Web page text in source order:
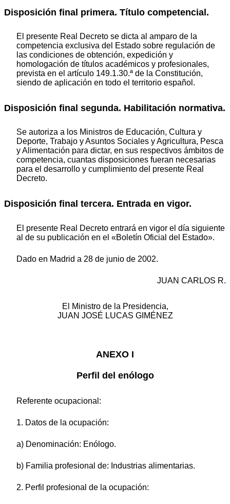
Disposición final primera. Título competencial.
El presente Real Decreto se dicta al amparo de la
competencia exclusiva del Estado sobre regulación de
las condiciones de obtención, expedición y
homologación de títulos académicos y profesionales,
prevista en el artículo 149.1.30.ª de la Constitución,
siendo de aplicación en todo el territorio español.
Disposición final segunda. Habilitación normativa.
Se autoriza a los Ministros de Educación, Cultura y
Deporte, Trabajo y Asuntos Sociales y Agricultura, Pesca
y Alimentación para dictar, en sus respectivos ámbitos de
competencia, cuantas disposiciones fueran necesarias
para el desarrollo y cumplimiento del presente Real
Decreto.
Disposición final tercera. Entrada en vigor.
El presente Real Decreto entrará en vigor el día siguiente
al de su publicación en el «Boletín Oficial del Estado».
Dado en Madrid a 28 de junio de 2002.
JUAN CARLOS R.
El Ministro de la Presidencia,
JUAN JOSÉ LUCAS GIMÉNEZ
ANEXO I
Perfil del enólogo
Referente ocupacional:
1. Datos de la ocupación:
a) Denominación: Enólogo.
b) Familia profesional de: Industrias alimentarias.
2. Perfil profesional de la ocupación: